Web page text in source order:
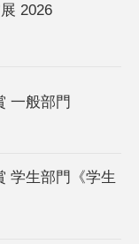
2026
一般部門
学生部門《学生